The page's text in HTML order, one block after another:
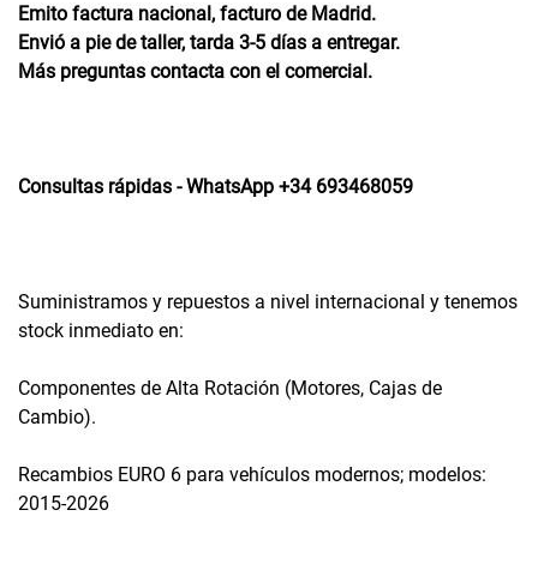
Emito factura nacional, facturo de Madrid.
Envió a pie de taller, tarda 3-5 días a entregar.
Más preguntas contacta con el comercial.
Consultas rápidas - WhatsApp +34 693468059
Suministramos y repuestos a nivel internacional y tenemos
stock inmediato en:
Componentes de Alta Rotación (Motores, Cajas de
Cambio).
Recambios EURO 6 para vehículos modernos; modelos:
2015-2026